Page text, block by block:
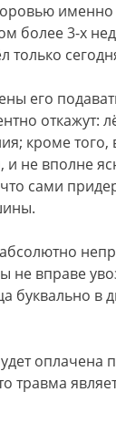
именно
более 3-х
только
его
откажут:
кроме
не вполне
сами
вправе
буквально в
оплачена
травма